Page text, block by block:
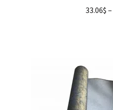
33.06$ –